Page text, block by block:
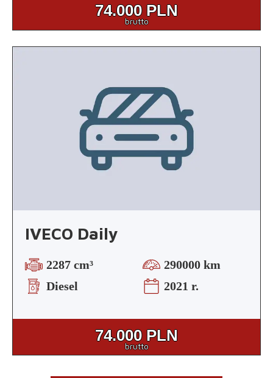
74.000 PLN
brutto
IVECO Daily
2287 cm³
290000 km
Diesel
2021 r.
74.000 PLN
brutto